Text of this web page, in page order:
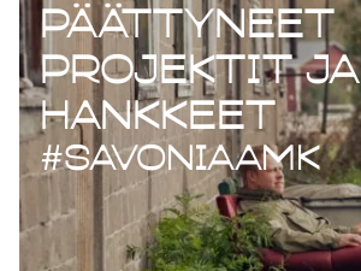
Päättyneet
projektit ja
hankkeet
#savoniaAMK